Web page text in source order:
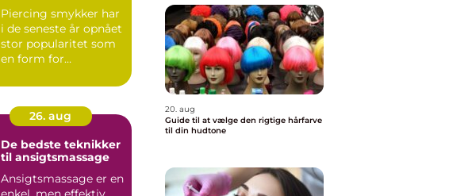
Piercing smykker har
i de seneste år opnået
stor popularitet som
en form for
26. aug
De bedste teknikker
til ansigtsmassage
Ansigtsmassage er en
20. aug
Guide til at vælge den rigtige hårfarve
til din hudtone